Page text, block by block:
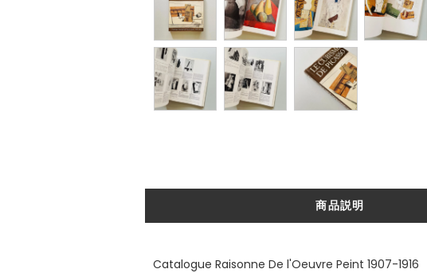
商品説明
Catalogue Raisonne De l'Oeuvre Peint 1907-1916